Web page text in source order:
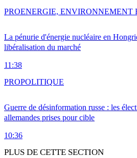
La pénurie d'énergie nucléaire en
libéralisation du marché
11:38
PROENERGIE, ENVIRONNEMENT
Guerre de désinformation russe : les
allemandes prises pour cible
10:36
PROPOLITIQUE
PLUS DE CETTE SECTION